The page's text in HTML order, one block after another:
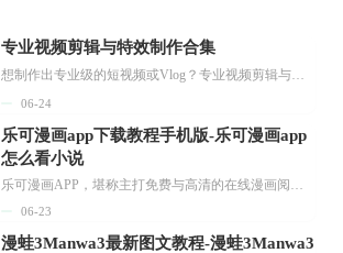
专业视频剪辑与特效制作合集
想制作出专业级的短视频或Vlog？专业视频剪辑与特效制作大全专题为你提供了从剪辑、抠像到特效包装的全套解决方案。无论是添加炫酷的片头、进行精准的视频抠图，还是制...
06-24
乐可漫画app下载教程手机版-乐可漫画app
怎么看小说
乐可漫画APP，堪称主打免费与高清的在线漫画阅读神器。其官方版提供海量完整版漫画资源，无论是国内漫画，还是日漫、韩漫、台漫、美漫等国外漫画，应有尽有，随时供你阅读。只需轻点一下，便能直接进入阅读界面。不仅如此，乐可漫画最新版本更新速度极快，在这里，你总能抢先看到全网一手漫画章节内容！...
06-23
漫蛙3Manwa3最新图文教程-漫蛙3Manwa3